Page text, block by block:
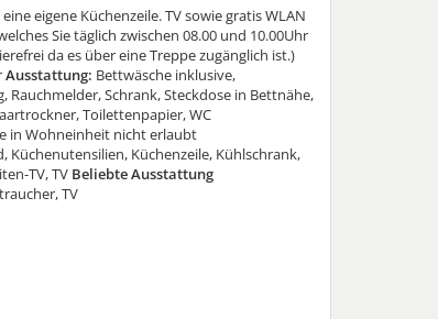
eigene Küchenzeile. TV sowie gratis WLAN
Sie täglich zwischen 08.00 und 10.00Uhr
da es über eine Treppe zugänglich ist.)
Ausstattung: Bettwäsche inklusive,
Schrank, Steckdose in Bettnähe,
Toilettenpapier, WC
in Wohneinheit nicht erlaubt
Küchenutensilien, Küchenzeile, Kühlschrank,
TV, TVBeliebte Ausstattung
TV